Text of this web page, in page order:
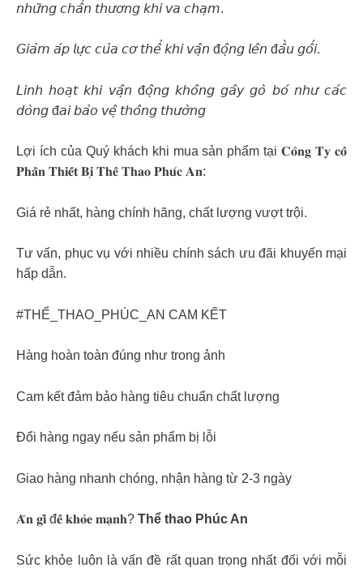
𝘯𝘩𝘶̛̃𝘯𝘨 𝘤𝘩𝘢̂́𝘯 𝘵𝘩𝘶̛𝘰̛𝘯𝘨 𝘬𝘩𝘪 𝘷𝘢 𝘤𝘩𝘢̣𝘮.
𝘎𝘪𝘢̉𝘮 𝘢́𝘱 𝘭𝘶̛̣𝘤 𝘤𝘶̉𝘢 𝘤𝘰̛ 𝘵𝘩𝘦̂̉ 𝘬𝘩𝘪 𝘷𝘢̣̂𝘯 đ𝘰̣̂𝘯𝘨 𝘭𝘦̂𝘯 đ𝘢̂̀𝘶 𝘨𝘰̂́𝘪.
𝘓𝘪𝘯𝘩 𝘩𝘰𝘢̣𝘵 𝘬𝘩𝘪 𝘷𝘢̣̂𝘯 đ𝘰̣̂𝘯𝘨 𝘬𝘩𝘰̂𝘯𝘨 𝘨𝘢̂𝘺 𝘨𝘰̀ 𝘣𝘰́ 𝘯𝘩𝘶̛ 𝘤𝘢́𝘤
𝘥𝘰̀𝘯𝘨 đ𝘢𝘪 𝘣𝘢̉𝘰 𝘷𝘦̣̂ 𝘵𝘩𝘰̂𝘯𝘨 𝘵𝘩𝘶̛𝘰̛̀𝘯𝘨
Lợi ích của Quý khách khi mua sản phẩm tại 𝐂𝐨̂𝐧𝐠 𝐓𝐲 𝐜𝐨̂̉
𝐏𝐡𝐚̂̀𝐧 𝐓𝐡𝐢𝐞̂́𝐭 𝐁𝐢̣ 𝐓𝐡𝐞̂̉ 𝐓𝐡𝐚𝐨 𝐏𝐡𝐮́𝐜 𝐀𝐧:
Giá rẻ nhất, hàng chính hãng, chất lượng vượt trội.
Tư vấn, phục vụ với nhiều chính sách ưu đãi khuyến mại
hấp dẫn.
#THỂ_THAO_PHÚC_AN CAM KẾT
Hàng hoàn toàn đúng như trong ảnh
Cam kết đảm bảo hàng tiêu chuẩn chất lượng
Đổi hàng ngay nếu sản phẩm bị lỗi
Giao hàng nhanh chóng, nhận hàng từ 2-3 ngày
𝐀̆𝐧 𝐠𝐢̀ đ𝐞̂̉ 𝐤𝐡𝐨̉𝐞 𝐦𝐚̣𝐧𝐡? Thể thao Phúc An
Sức khỏe luôn là vấn đề rất quan trọng nhất đối với mỗi